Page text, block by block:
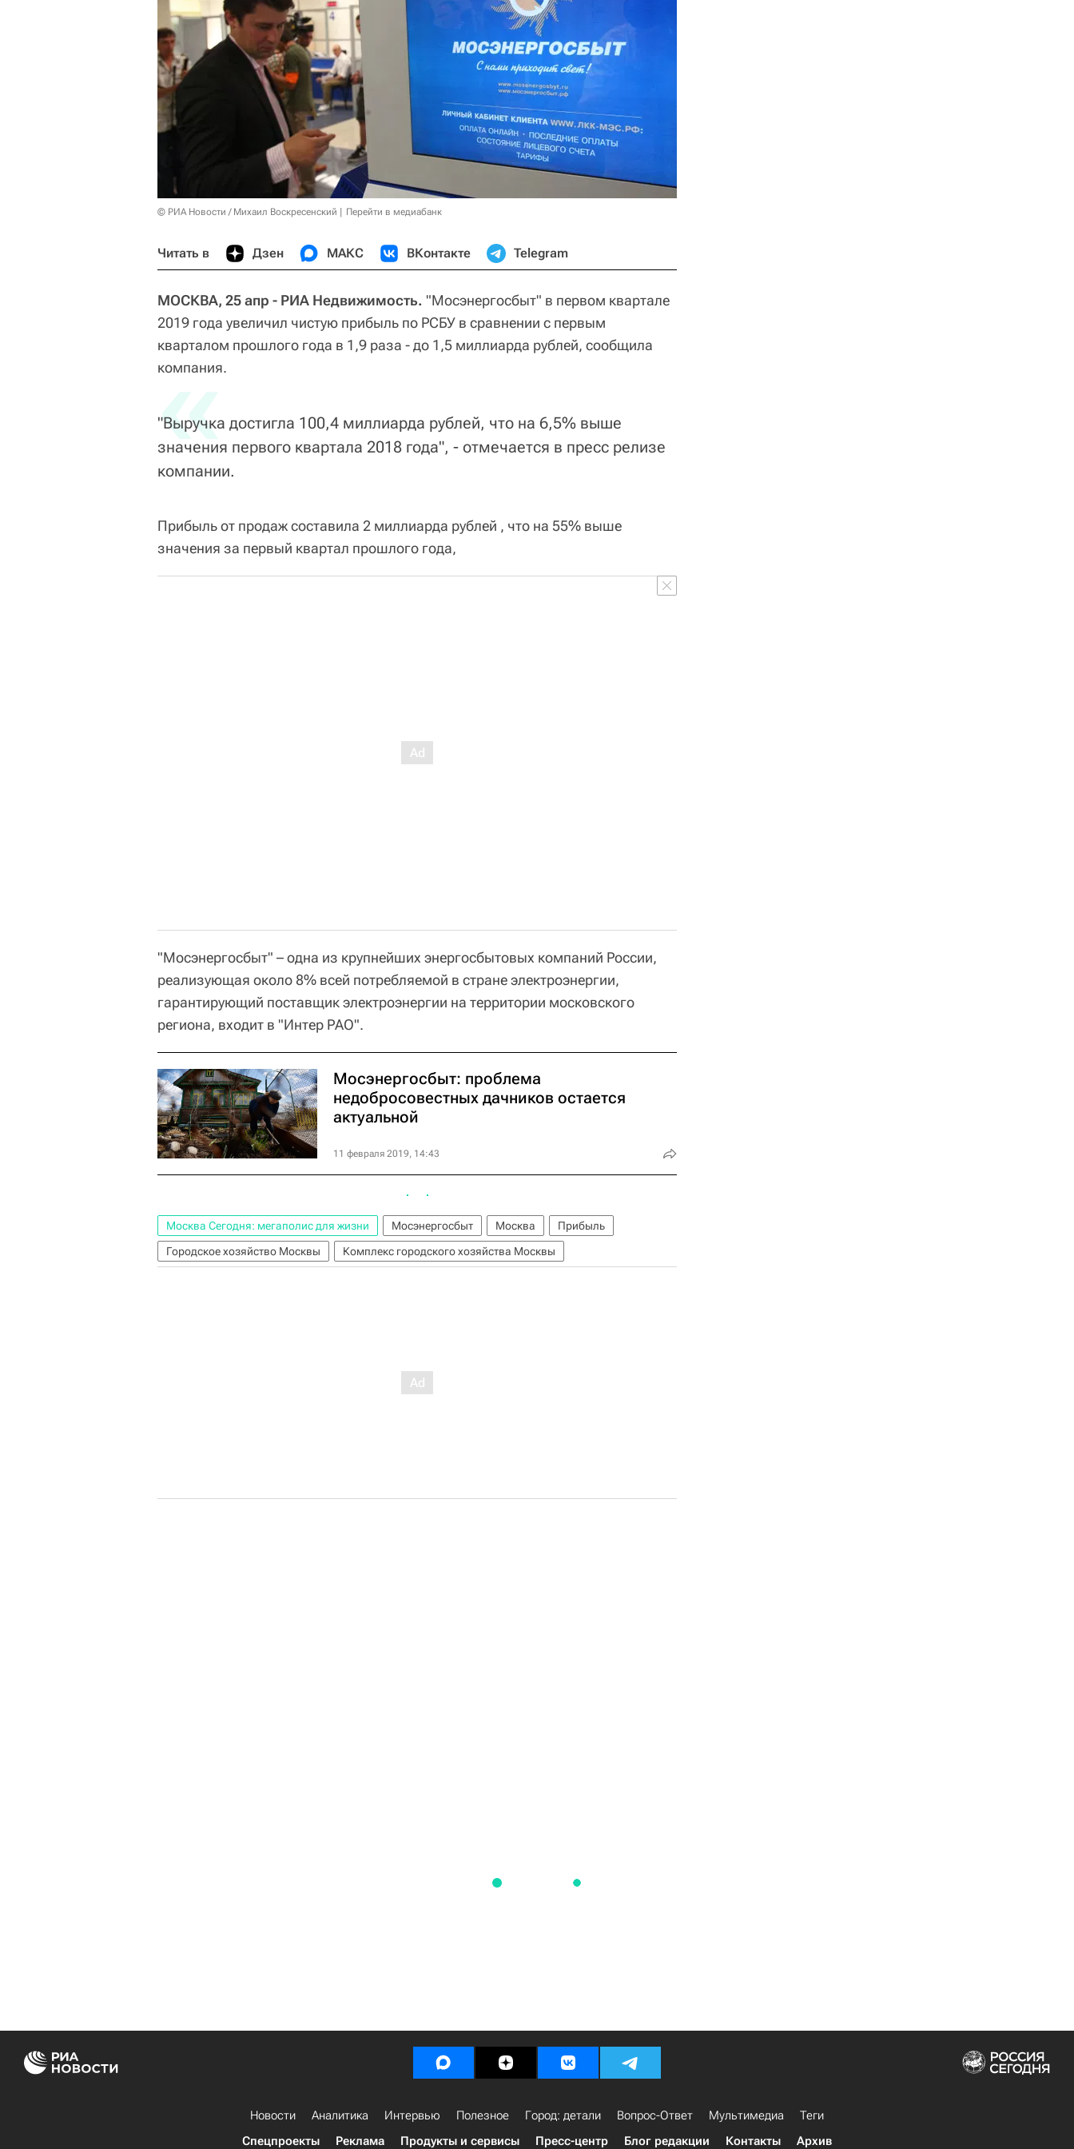
© РИА Новости / Михаил Воскресенский Перейти в медиабанк
Читать в Дзен МАКС ВКонтакте Telegram
МОСКВА, 25 апр - РИА Недвижимость. "Мосэнергосбыт" в первом квартале
2019 года увеличил чистую прибыль по РСБУ в сравнении с первым
кварталом прошлого года в 1,9 раза - до 1,5 миллиарда рублей, сообщила
компания.
«
"Выручка достигла 100,4 миллиарда рублей, что на 6,5% выше
значения первого квартала 2018 года", - отмечается в пресс релизе
компании.
Прибыль от продаж составила 2 миллиарда рублей , что на 55% выше
значения за первый квартал прошлого года,
"Мосэнергосбыт" – одна из крупнейших энергосбытовых компаний России,
реализующая около 8% всей потребляемой в стране электроэнергии,
гарантирующий поставщик электроэнергии на территории московского
региона, входит в "Интер РАО".
Мосэнергосбыт: проблема
недобросовестных дачников остается
актуальной
11 февраля 2019, 14:43
Москва Сегодня: мегаполис для жизни Мосэнергосбыт Москва
Прибыль
Городское хозяйство Москвы
Комплекс городского хозяйства Москвы
Новости Аналитика Интервью Полезное Город: детали Вопрос-Ответ Мультимедиа
Теги
Спецпроекты
Реклама Продукты и сервисы Пресс-центр Блог редакции Контакты Архив